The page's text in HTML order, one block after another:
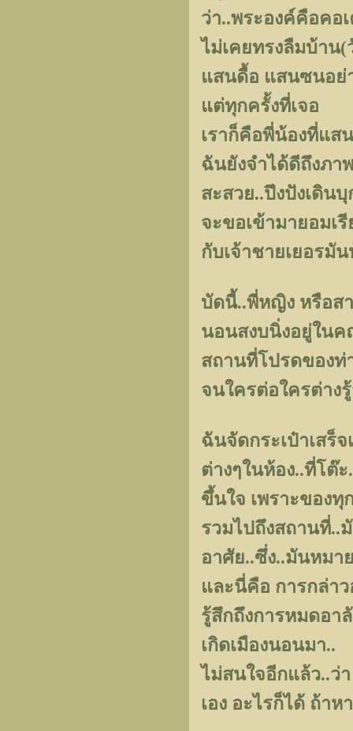
ว่า..พระองค์คือคอ
ไม่เคยทรงลืมบ้าน
แสนดื้อ แสนซนอย่
แต่ทุกครั้งที่เจอ
เราก็คือพี่น้องที่แส
ฉันยังจำได้ดีถึงภา
สะสวย..ปึงปังเดิน
จะขอเข้ามายอมเ
กับเจ้าชายเยอรมั
บัดนี้..พี่หญิง หรือส
นอนสงบนิ่งอยู่ในค
สถานที่โปรดของ
จนใครต่อใครต่าง
ฉันจัดกระเป๋าเสร็
ต่างๆในห้อง..ที่โต๊
ขึ้นใจ เพราะของทุ
รวมไปถึงสถานที่..
อาศัย..ซึ่ง..มันหมา
และนี่คือ การกล่า
รู้สึกถึงการหมดอา
เกิดเมืองนอนมา..
ไม่สนใจอีกแล้ว..ว่
เอง อะไรก็ได้ ถ้า